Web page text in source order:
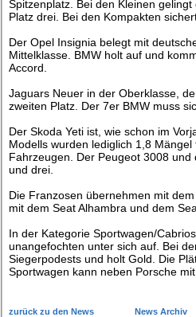
Spitzenplatz. Bei den Kleinen
Platz drei. Bei den Kompakten
Der Opel Insignia belegt mit
Mittelklasse. BMW holt auf und
Accord.
Jaguars Neuer in der Oberklasse,
zweiten Platz. Der 7er BMW muss
Der Skoda Yeti ist, wie schon im
Modells wurden lediglich 1,8
Fahrzeugen. Der Peugeot 3008
und drei.
Die Franzosen übernehmen mit
mit dem Seat Alhambra und dem
In der Kategorie Sportwagen/
unangefochten unter sich auf. Bei
Siegerpodests und holt Gold. Die
Sportwagen kann neben Porsche
zurück zu den News News Archiv